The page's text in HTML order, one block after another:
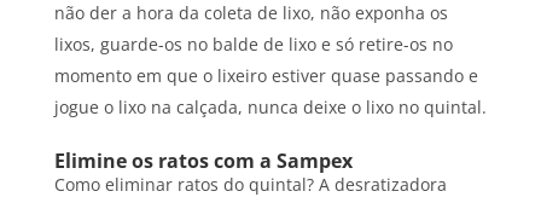
não der a hora da coleta de lixo, não exponha os
lixos, guarde-os no balde de lixo e só retire-os no
momento em que o lixeiro estiver quase passando e
jogue o lixo na calçada, nunca deixe o lixo no quintal.
Elimine os ratos com a Sampex
Como eliminar ratos do quintal? A desratizadora